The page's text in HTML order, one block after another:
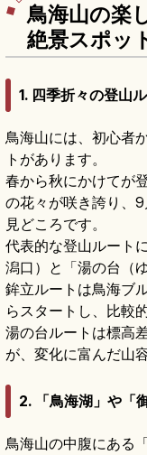
鳥海山の楽
絶景スポッ
1. 四季折々の登山
鳥海山には、初心者
トがあります。
春から秋にかけてが
の花々が咲き誇り、
見どころです。
代表的な登山ルート
潟口）と「湯の台（
鉾立ルートは鳥海ブ
らスタートし、比較
湯の台ルートは標高
が、変化に富んだ山
2. 「鳥海湖」や「
鳥海山の中腹にある